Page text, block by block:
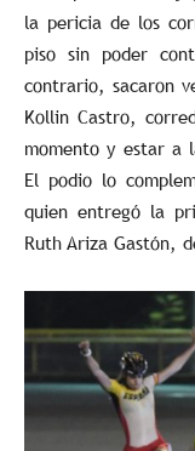
la pericia de los
piso sin poder
contrario, sacaron
Kollin Castro,
momento y estar a
El podio lo
quien entregó la
Ruth Ariza Gastón,